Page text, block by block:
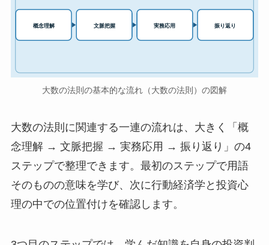
概念理解 文脈把握 実務応用 振り返り
大数の法則の基本的な流れ（大数の法則）の図解
大数の法則に関連する一連の流れは、大きく「概
念理解 → 文脈把握 → 実務応用 → 振り返り」の4
ステップで整理できます。最初のステップで用語
そのものの意味を学び、次に行動経済学と投資心
理の中での位置付けを確認します。